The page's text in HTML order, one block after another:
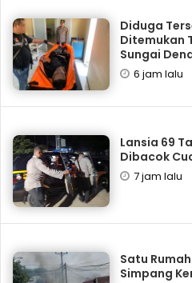
Diduga
Ditemukan
Sungai
6 jam lalu
Lansia 69
Dibacok
7 jam lalu
Satu
Simpang